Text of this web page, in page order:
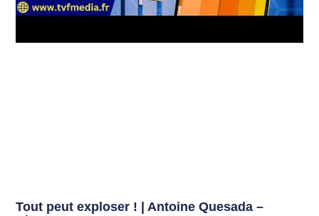
Tout peut exploser ! | Antoine Quesada –